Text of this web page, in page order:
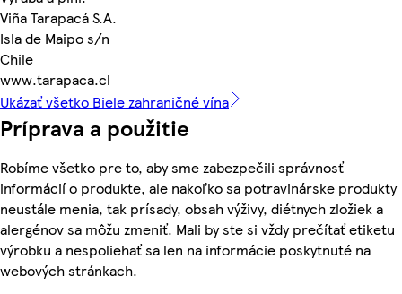
Viña Tarapacá S.A.
Isla de Maipo s/n
Chile
www.tarapaca.cl
Ukázať všetko Biele zahraničné vína
Príprava a použitie
Robíme všetko pre to, aby sme zabezpečili správnosť
informácií o produkte, ale nakoľko sa potravinárske produkty
neustále menia, tak prísady, obsah výživy, diétnych zložiek a
alergénov sa môžu zmeniť. Mali by ste si vždy prečítať etiketu
výrobku a nespoliehať sa len na informácie poskytnuté na
webových stránkach.